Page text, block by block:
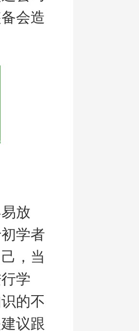
会造
放
学者
，当
学
的不
议跟